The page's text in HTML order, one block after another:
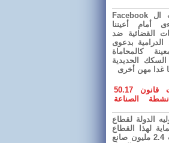
ونحن نطالع صفحات ال Facebook
أمام أعيننا
القضائية ضد
بدعوى
كالمحاماة
الحديدية
غدا مهن أخرى
قراءة في مقتضيات قانون 50.17
الصناعة
الدولة لقطاع
لهذا القطاع
الذي يشغل ما يقارب 2.4 مليون صانع